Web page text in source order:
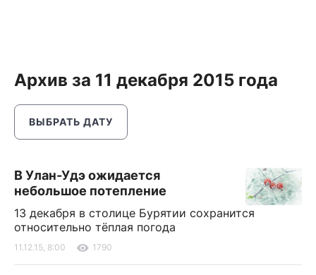
Архив за 11 декабря 2015 года
ВЫБРАТЬ ДАТУ
В Улан-Удэ ожидается
небольшое потепление
13 декабря в столице Бурятии сохранится
относительно тёплая погода
11.12.15, 8:00 1790